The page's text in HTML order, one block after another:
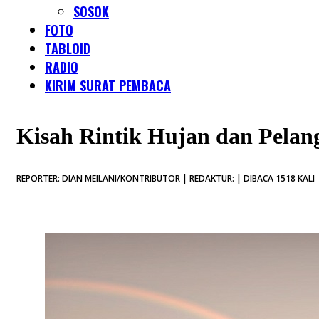
SOSOK
FOTO
TABLOID
RADIO
KIRIM SURAT PEMBACA
Kisah Rintik Hujan dan
REPORTER: DIAN MEILANI/KONTRIBUTOR | REDAKTUR: | DIBACA 1518 KALI